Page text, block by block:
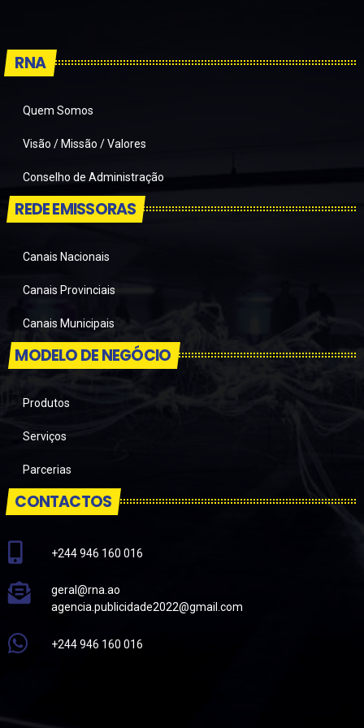
RNA
Quem Somos
Visão / Missão / Valores
Conselho de Administração
REDE EMISSORAS
Canais Nacionais
Canais Provinciais
Canais Municipais
MODELO DE NEGÓCIO
Produtos
Serviços
Parcerias
CONTACTOS
+244 946 160 016
geral@rna.ao
agencia.publicidade2022@gmail.com
+244 946 160 016